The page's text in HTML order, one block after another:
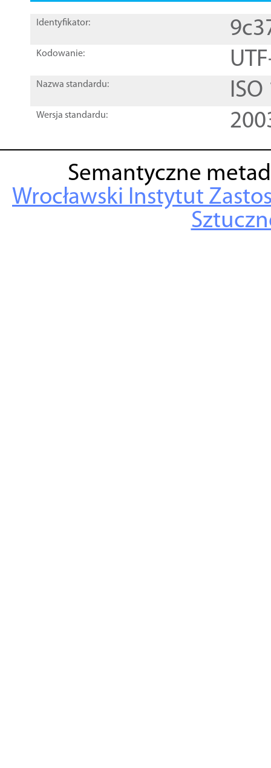
Identyfikator:
Kodowanie:
Nazwa standardu:
Wersja standardu:
Semantyczne
Wrocławski Instytut